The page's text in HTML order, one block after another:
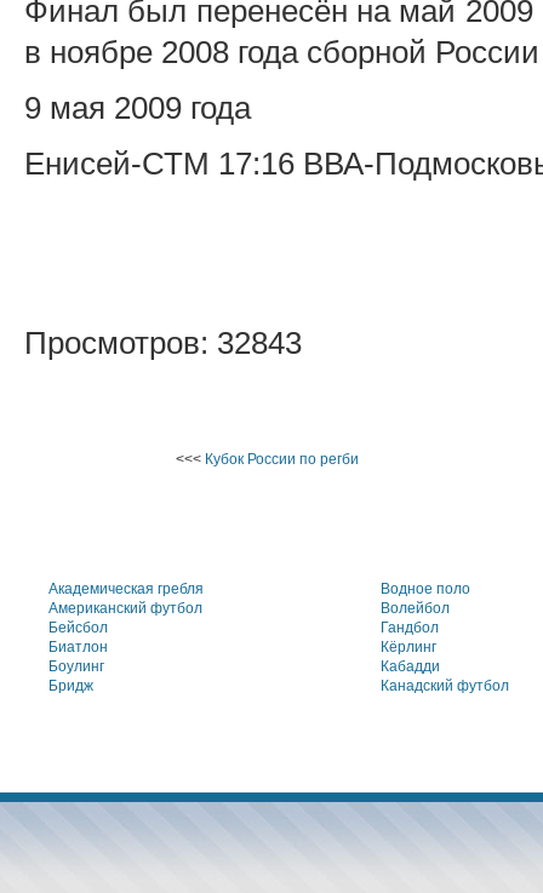
Финал был перенесён на май 2009
в ноябре 2008 года сборной
9 мая 2009 года
Енисей-СТМ 17:16 ВВА-
Просмотров: 32843
<<< Кубок России по регби
Академическая гребля
Американский футбол
Бейсбол
Биатлон
Боулинг
Бридж
Водное поло
Волейбол
Гандбол
Кёрлинг
Кабадди
Канадский футбол